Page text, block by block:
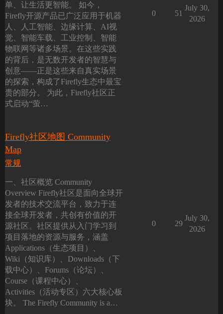
单、让生活更智能。 如今，
Firefly开源产品已广泛应用于机器
人、人工智能、边缘计算、AI视
觉、智能车载、工业控制、智能
物联网等诸多场景。在这些实践
的背后，是无数开发者的智慧与
创意——正是这些来自真实场景
的探索，构成了Firefly生态中最宝
贵的部分。 为此，Firefly社区正
式启动“萤…
0 51
July 30,
2026
Firefly社区地图 Community
Map
常规
一、社区概览 Community
Overview Firefly社区是面向全球开
发者的技术交流平台，致力于连
接全球开发者，共创有价值的开
源社区。社区提供从入门学习到
项目落地的资源与服务，涵盖
Applications（生态项目）、
Wiki（知识库）、Downloads（下
载中心）、Forums（论坛）、
Course（课程中心）、
Activities（活动专区）六大核心板
块。 The Firefly Community is a…
0 29
July 30,
2026